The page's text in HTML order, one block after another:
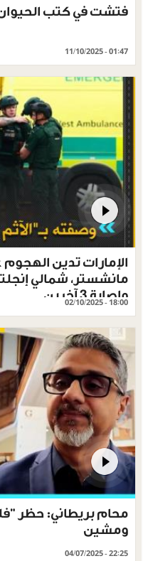
فتشت في كتب
11/10/2025 - 01:47
الإمارات تدين
وإصابة 3 آخرين
02/10/2025 - 18:00
محام بريطاني: حظر
ومشين
04/07/2025 - 22:25